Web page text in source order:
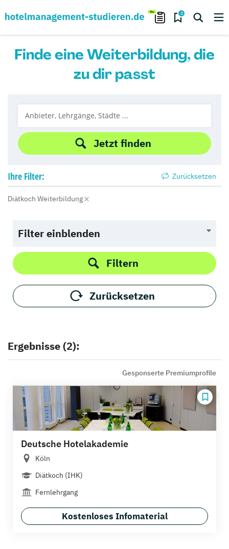
0
Finde eine Weiterbildung, die
zu dir passt
Jetzt finden
Ihre Filter: Zurücksetzen
Diätkoch Weiterbildung
Filter einblenden
Filtern
Zurücksetzen
Ergebnisse (2):
Gesponserte Premiumprofile
Deutsche Hotelakademie
Köln
Diätkoch (IHK)
Fernlehrgang
Kostenloses Infomaterial